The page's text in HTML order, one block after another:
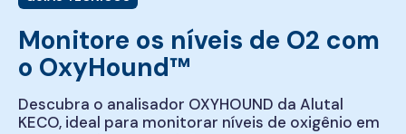
Monitore os níveis de O2 com
o OxyHound™
Descubra o analisador OXYHOUND da Alutal
KECO, ideal para monitorar níveis de oxigênio em